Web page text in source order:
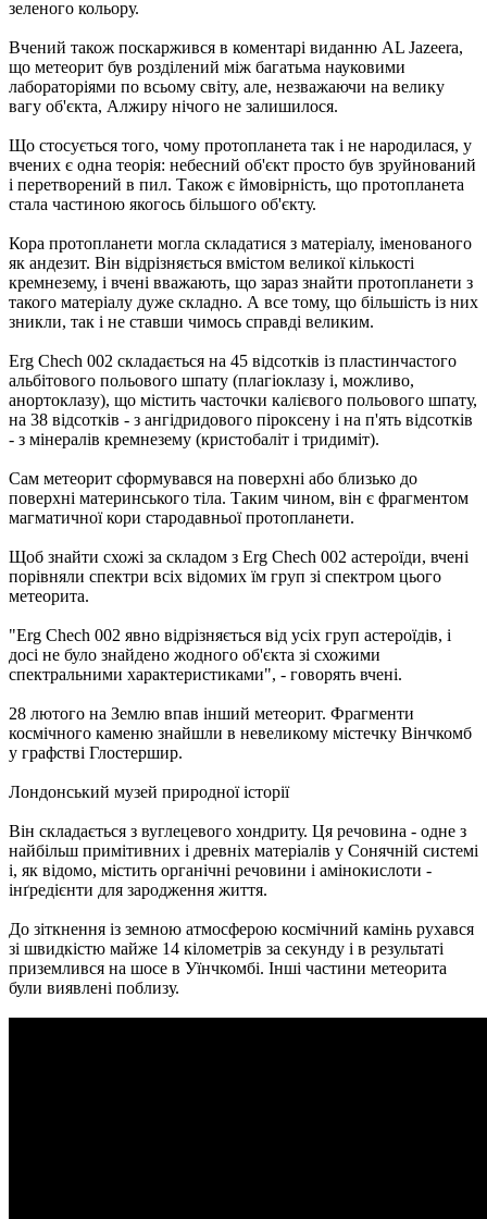
зеленого кольору.
Вчений також поскаржився в коментарі виданню AL Jazeera,
що метеорит був розділений між багатьма науковими
лабораторіями по всьому світу, але, незважаючи на велику
вагу об'єкта, Алжиру нічого не залишилося.
Що стосується того, чому протопланета так і не народилася, у
вчених є одна теорія: небесний об'єкт просто був зруйнований
і перетворений в пил. Також є ймовірність, що протопланета
стала частиною якогось більшого об'єкту.
Кора протопланети могла складатися з матеріалу, іменованого
як андезит. Він відрізняється вмістом великої кількості
кремнезему, і вчені вважають, що зараз знайти протопланети з
такого матеріалу дуже складно. А все тому, що більшість із них
зникли, так і не ставши чимось справді великим.
Erg Chech 002 складається на 45 відсотків із пластинчастого
альбітового польового шпату (плагіоклазу і, можливо,
анортоклазу), що містить часточки калієвого польового шпату,
на 38 відсотків - з ангідридового піроксену і на п'ять відсотків
- з мінералів кремнезему (кристобаліт і тридиміт).
Сам метеорит сформувався на поверхні або близько до
поверхні материнського тіла. Таким чином, він є фрагментом
магматичної кори стародавньої протопланети.
Щоб знайти схожі за складом з Erg Chech 002 астероїди, вчені
порівняли спектри всіх відомих їм груп зі спектром цього
метеорита.
"Erg Chech 002 явно відрізняється від усіх груп астероїдів, і
досі не було знайдено жодного об'єкта зі схожими
спектральними характеристиками", - говорять вчені.
28 лютого на Землю впав інший метеорит. Фрагменти
космічного каменю знайшли в невеликому містечку Вінчкомб
у графстві Глостершир.
Лондонський музей природної історії
Він складається з вуглецевого хондриту. Ця речовина - одне з
найбільш примітивних і древніх матеріалів у Сонячній системі
і, як відомо, містить органічні речовини і амінокислоти -
інґредієнти для зародження життя.
До зіткнення із земною атмосферою космічний камінь рухався
зі швидкістю майже 14 кілометрів за секунду і в результаті
приземлився на шосе в Уїнчкомбі. Інші частини метеорита
були виявлені поблизу.